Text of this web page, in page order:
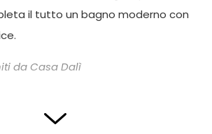
il tutto un bagno moderno con
da Casa Dalì